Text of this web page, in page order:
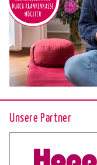
Unsere Partner